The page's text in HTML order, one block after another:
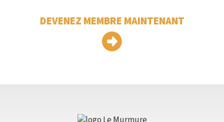
DEVENEZ MEMBRE MAINTENANT